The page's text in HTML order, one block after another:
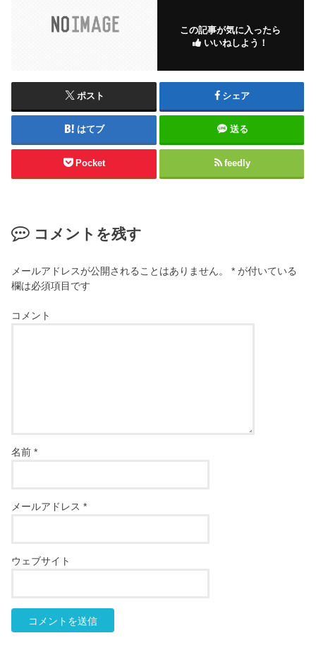
この記事が気に入ったら
いいねしよう！
ポスト シェア
はてブ 送る
Pocket feedly
コメントを残す
メールアドレスが公開されることはありません。 * が付いている
欄は必須項目です
コメント
名前*
メールアドレス*
ウェブサイト